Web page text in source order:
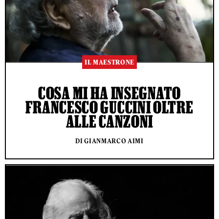
IL MAESTRONE
COSA MI HA INSEGNATO
FRANCESCO GUCCINI OLTRE
ALLE CANZONI
DI GIANMARCO AIMI